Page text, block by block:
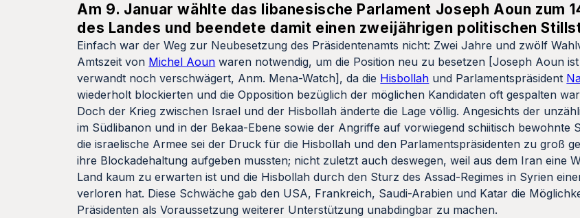
Am 9. Januar wählte das libanesische Parlament Joseph Aoun zum
des Landes und beendete damit einen zweijährigen politischen
Einfach war der Weg zur Neubesetzung des Präsidentenamts nicht: Zwei Jahre und zwölf
Amtszeit von Michel Aoun waren notwendig, um die Position neu zu besetzen [Joseph Aoun
verwandt noch verschwägert, Anm. Mena-Watch], da die Hisbollah und Parlamentspräsident
wiederholt blockierten und die Opposition bezüglich der möglichen Kandidaten oft gespalten
Doch der Krieg zwischen Israel und der Hisbollah änderte die Lage völlig. Angesichts der
im Südlibanon und in der Bekaa-Ebene sowie der Angriffe auf vorwiegend schiitisch bewohnte
die israelische Armee sei der Druck für die Hisbollah und den Parlamentspräsidenten zu groß
ihre Blockadehaltung aufgeben mussten; nicht zuletzt auch deswegen, weil aus dem Iran eine
Land kaum zu erwarten ist und die Hisbollah durch den Sturz des Assad-Regimes in Syrien
verloren hat. Diese Schwäche gab den USA, Frankreich, Saudi-Arabien und Katar die
Präsidenten als Voraussetzung weiterer Unterstützung unabdingbar zu machen.